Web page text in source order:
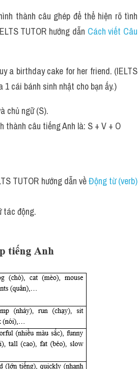
thành câu ghép để thể hiện rõ tình
TUTOR hướng dẫn Cách viết Câu
a birthday cake for her friend. (IELTS
cái bánh sinh nhật cho bạn ấy.)
chủ ngữ (S).
thành câu tiếng Anh là: S + V + O
TUTOR hướng dẫn về Động từ (verb)
tác động.